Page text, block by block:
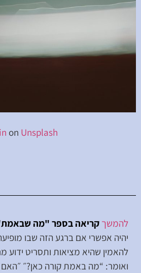
on Unsplash
להמשך קריאה בספר "מה
יהיה אפשרי אם ברגע הזה שבו
להאמין שהיא מציאות ותסריט ידוע
ואומר: “מה באמת קורה כאן?״